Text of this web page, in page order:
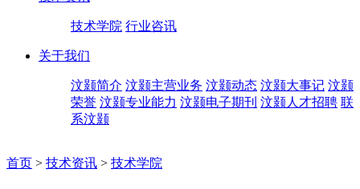
技术学院 行业咨讯
关于我们
汶颢简介 汶颢主营业务 汶颢动态 汶颢大事记 汶颢
荣誉 汶颢专业能力 汶颢电子期刊 汶颢人才招聘 联
系汶颢
首页 > 技术资讯 > 技术学院